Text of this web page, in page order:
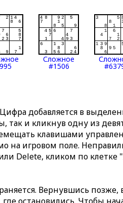
Сложное
#1506
добавляется в
так и кликнув одну из
клавишами
на игровом поле.
Delete, кликом по клетке
Вернувшись